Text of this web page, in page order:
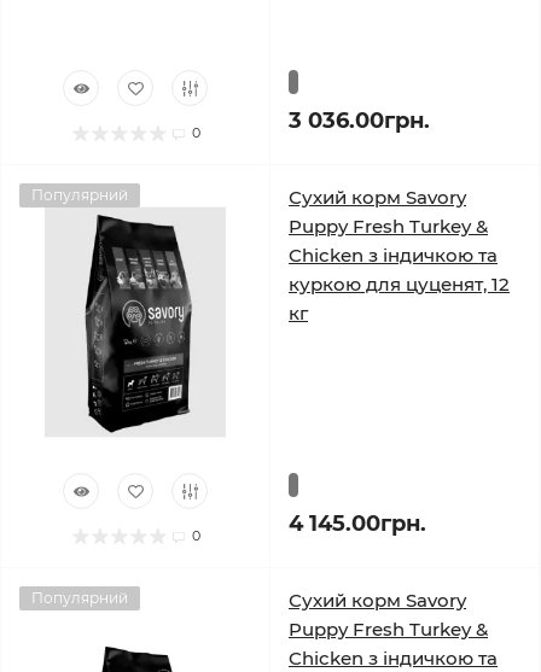
0 3 036.00грн.
Популярний
0
Сухий корм Savory
Puppy Fresh Turkey &
Chicken з індичкою та
куркою для цуценят, 12
кг
4 145.00грн.
Популярний
Сухий корм Savory
Puppy Fresh Turkey &
Chicken з індичкою та